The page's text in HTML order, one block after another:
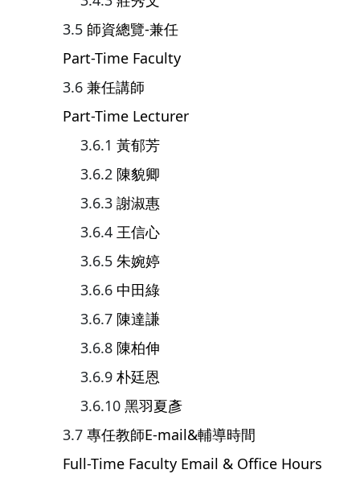
師資總覽-兼任
Part-Time Faculty
兼任講師
Part-Time Lecturer
黃郁芳
陳貌卿
謝淑惠
王信心
朱婉婷
中田綠
陳達謙
陳柏伸
朴廷恩
黑羽夏彥
專任教師E-mail&輔導時間
Full-Time Faculty Email & Office Hours